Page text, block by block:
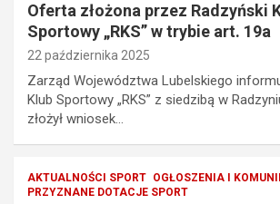
Oferta złożona przez Radzyński
Sportowy „RKS” w trybie art. 19a
22 października 2025
Zarząd Województwa Lubelskiego
Klub Sportowy „RKS” z siedzibą w
złożył wniosek…
AKTUALNOŚCI SPORT OGŁOSZENIA I
PRZYZNANE DOTACJE SPORT